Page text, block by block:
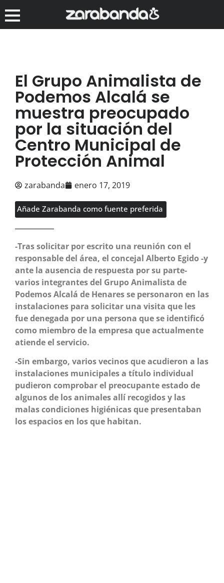
El Grupo Animalista de
Podemos Alcalá se
muestra preocupado
por la situación del
Centro Municipal de
Protección Animal
zarabanda enero 17, 2019
Añade Zarabanda como fuente preferida
-Tras solicitar por escrito una reunión con el
responsable del área, el concejal Alberto Egido -y
ante la ausencia de respuesta por su parte-
varios integrantes del Grupo Animalista de
Podemos Alcalá de Henares se personaron en las
instalaciones para solicitar una visita que les
fue denegada por una persona que se identificó
como miembro de la empresa que actualmente
atiende el servicio.
-Sin embargo, varios vecinos que acudieron a las
instalaciones municipales a título individual
pudieron comprobar el preocupante estado de
algunos de los animales allí recogidos y las
malas condiciones higiénicas que presentaban
los espacios en los que habitan.